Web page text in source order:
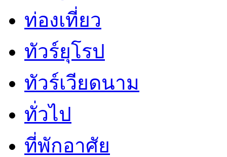
ท่องเที่ยว
ทัวร์ยุโรป
ทัวร์เวียดนาม
ทั่วไป
ที่พักอาศัย